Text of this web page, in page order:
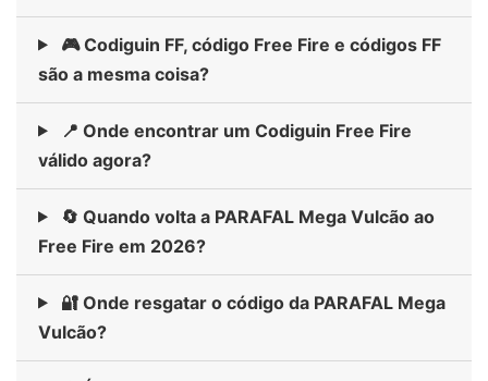
🎮 Codiguin FF, código Free Fire e códigos FF
são a mesma coisa?
📍 Onde encontrar um Codiguin Free Fire
válido agora?
🔄 Quando volta a PARAFAL Mega Vulcão ao
Free Fire em 2026?
🔐 Onde resgatar o código da PARAFAL Mega
Vulcão?